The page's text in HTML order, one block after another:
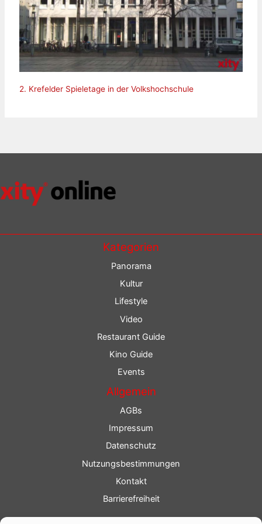
2. Krefelder Spieletage in der Volkshochschule
Kategorien
Panorama
Kultur
Lifestyle
Video
Restaurant Guide
Kino Guide
Events
Allgemein
AGBs
Impressum
Datenschutz
Nutzungsbestimmungen
Kontakt
Barrierefreiheit